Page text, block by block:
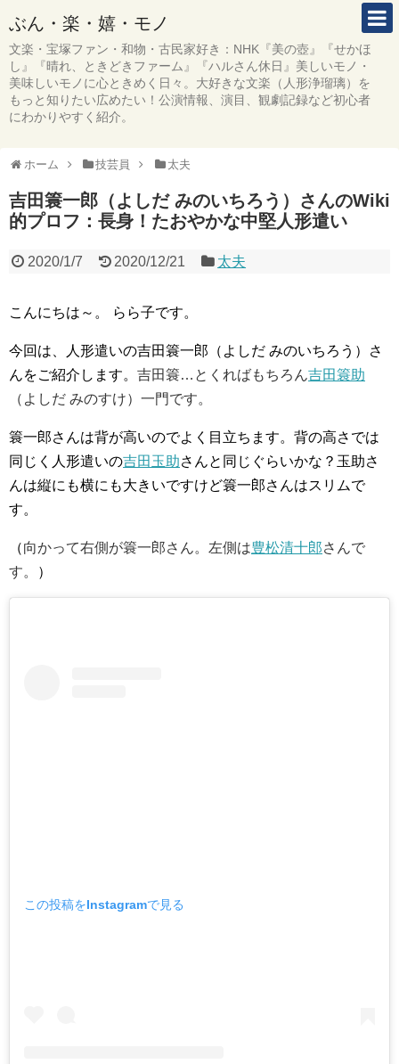
ぶん・楽・嬉・モノ
文楽・宝塚ファン・和物・古民家好き：NHK『美の壺』『せかほ
し』『晴れ、ときどきファーム』『ハルさん休日』美しいモノ・
美味しいモノに心ときめく日々。大好きな文楽（人形浄瑠璃）を
もっと知りたい広めたい！公演情報、演目、観劇記録など初心者
にわかりやすく紹介。
ホーム 技芸員 太夫
吉田簑一郎（よしだ みのいちろう）さんのWiki
的プロフ：長身！たおやかな中堅人形遣い
2020/1/7 2020/12/21 太夫
こんにちは～。 らら子です。
今回は、人形遣いの吉田簑一郎（よしだ みのいちろう）さ
んをご紹介します。 吉田簑…とくればもちろん吉田簑助
（よしだ みのすけ）一門です。
簑一郎さんは背が高いのでよく目立ちます。背の高さでは
同じく人形遣いの吉田玉助さんと同じぐらいかな？玉助さ
んは縦にも横にも大きいですけど簑一郎さんはスリムで
す。
（向かって右側が簑一郎さん。左側は豊松清十郎さんで
す。
）
この投稿をInstagramで見る